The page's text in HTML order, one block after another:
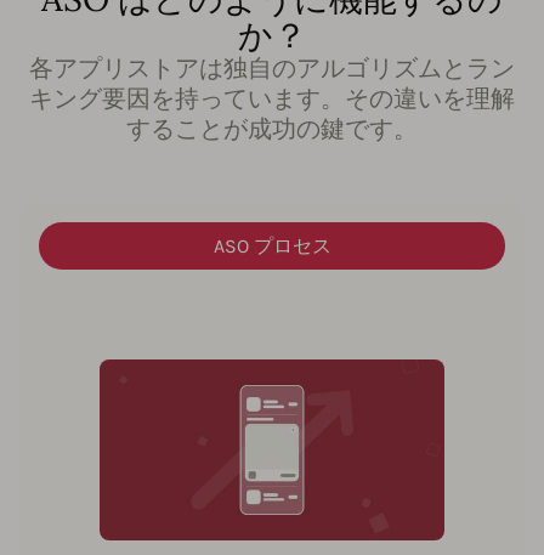
か？
各アプリストアは独自のアルゴリズムとラン
キング要因を持っています。その違いを理解
することが成功の鍵です。
ASO プロセス